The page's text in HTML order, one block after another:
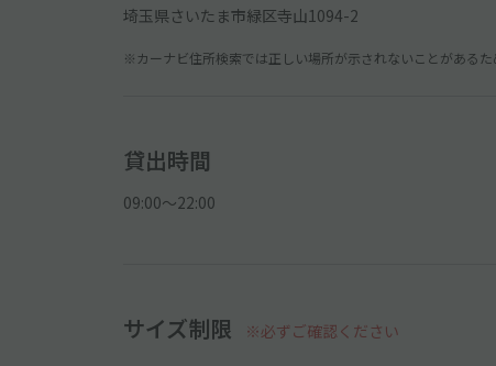
埼玉県さいたま市緑区寺山1094-2
※カーナビ住所検索では正しい場所が示されないことがある
貸出時間
09:00〜22:00
サイズ制限 ※必ずご確認ください